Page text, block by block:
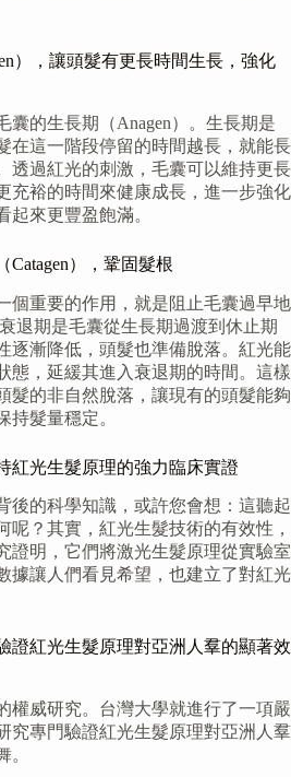
），讓頭髮有更長時間生長，強化
囊的生長期（Anagen）。生長期是
在這一階段停留的時間越長，就能長
透過紅光的刺激，毛囊可以維持更長
充裕的時間來健康成長，進一步強化
起來更豐盈飽滿。
Catagen），鞏固髮根
個重要的作用，就是阻止毛囊過早地
退期是毛囊從生長期過渡到休止期
逐漸降低，頭髮也準備脫落。紅光能
態，延緩其進入衰退期的時間。這樣
髮的非自然脫落，讓現有的頭髮能夠
持髮量穩定。
紅光生髮原理的強力臨床實證
後的科學知識，或許您會想：這聽起
呢？其實，紅光生髮技術的有效性，
證明，它們將激光生髮原理從實驗室
據讓人們看見希望，也建立了對紅光
證紅光生髮原理對亞洲人羣的顯著效
權威研究。台灣大學就進行了一項嚴
究專門驗證紅光生髮原理對亞洲人羣
。